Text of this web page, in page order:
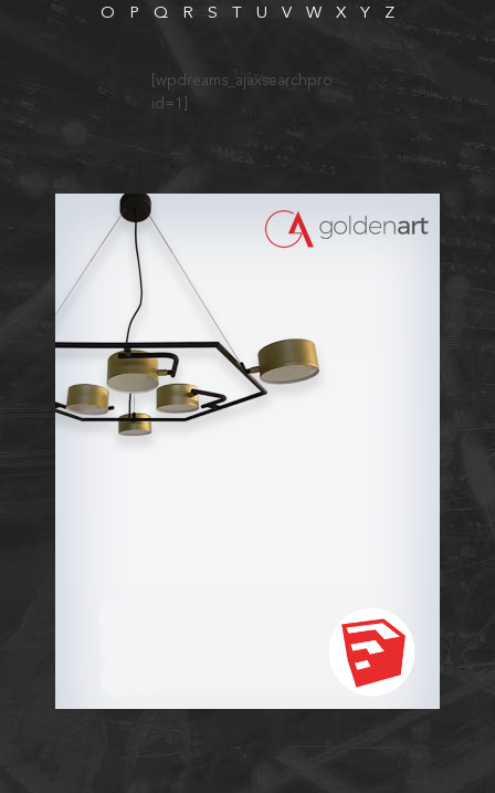
O
P Q R S T U V W X Y Z
[wpdreams_ajaxsearchpro
id=1]